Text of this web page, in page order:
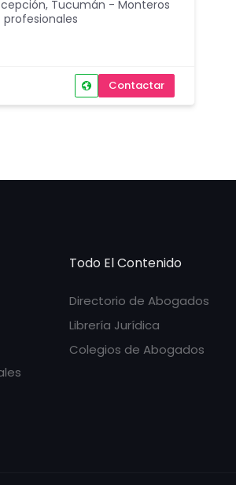
, Tucumán - Monteros
profesionales
Contactar
Todo El Contenido
Directorio de Abogados
Librería Jurídica
Colegios de Abogados